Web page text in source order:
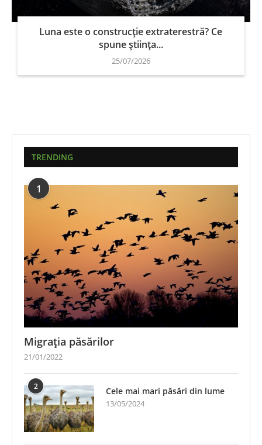
Luna este o construcție extraterestră? Ce
spune știința...
25/07/2026
TRENDING
1
Migrația păsărilor
21/01/2022
2 Cele mai mari păsări din lume
13/05/2024